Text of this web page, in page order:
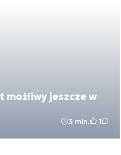
możliwy jeszcze w
3 min. 1